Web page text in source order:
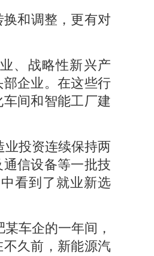
换和调整，更有对
、战略性新兴产
企业。在这些行
间和智能工厂建
投资连续保持两
信设备等一批技
看到了就业新选
车企的一年间，
久前，新能源汽